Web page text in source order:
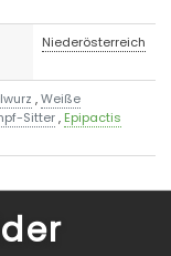
Niederösterreich
,Weiße
Sitter, Epipactis